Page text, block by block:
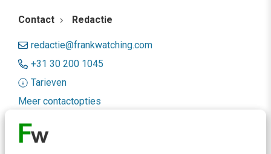
Contact Redactie
redactie@frankwatching.com
+31 30 200 1045
Tarieven
Meer contactopties
Frankwatching